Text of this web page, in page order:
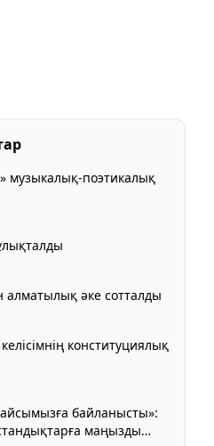
музыкалық-поэтикалық
алматылық әке сотталды
байланысты»:
маңызды